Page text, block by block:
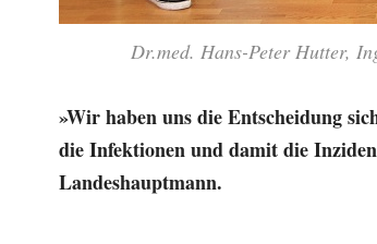
Dr.med. Hans-Peter Hutter,
»Wir haben uns die Entscheidung
die Infektionen und damit die
Landeshauptmann.